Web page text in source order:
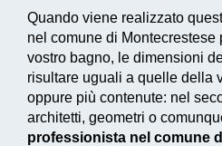
Quando viene realizzato
nel comune di Montecrestese
vostro bagno, le dimensioni
risultare uguali a quelle della
oppure più contenute: nel
architetti, geometri o
professionista nel comune